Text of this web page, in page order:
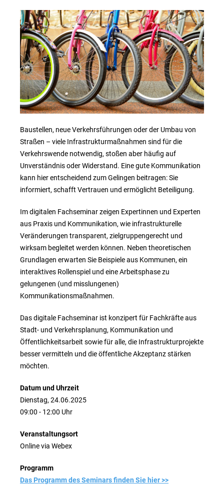
Baustellen, neue Verkehrsführungen oder der Umbau von
Straßen – viele Infrastrukturmaßnahmen sind für die
Verkehrswende notwendig, stoßen aber häufig auf
Unverständnis oder Widerstand. Eine gute Kommunikation
kann hier entscheidend zum Gelingen beitragen: Sie
informiert, schafft Vertrauen und ermöglicht Beteiligung.
Im digitalen Fachseminar zeigen Expertinnen und Experten
aus Praxis und Kommunikation, wie infrastrukturelle
Veränderungen transparent, zielgruppengerecht und
wirksam begleitet werden können. Neben theoretischen
Grundlagen erwarten Sie Beispiele aus Kommunen, ein
interaktives Rollenspiel und eine Arbeitsphase zu
gelungenen (und misslungenen)
Kommunikationsmaßnahmen.
Das digitale Fachseminar ist konzipert für Fachkräfte aus
Stadt- und Verkehrsplanung, Kommunikation und
Öffentlichkeitsarbeit sowie für alle, die Infrastrukturprojekte
besser vermitteln und die öffentliche Akzeptanz stärken
möchten.
Datum und Uhrzeit
Dienstag, 24.06.2025
09:00 - 12:00 Uhr
Veranstaltungsort
Online via Webex
Programm
Das Programm des Seminars finden Sie hier >>